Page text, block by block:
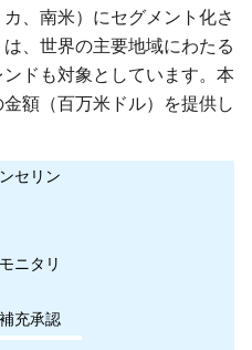
、南米）にセグメント化さ
、世界の主要地域にわたる
ドも対象としています。本
額（百万米ドル）を提供し
セリン
ニタリ
充承認